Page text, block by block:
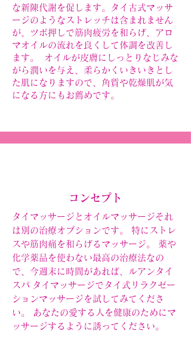
な新陳代謝を促します。タイ古式マッサ
ージのようなストレッチは含まれません
が、ツボ押しで筋肉疲労を和らげ、アロ
マオイルの流れを良くして体調を改善し
ます。 オイルが皮膚にしっとりなじみな
がら潤いを与え、柔らかくいきいきとし
た肌になりますので、角質や乾燥肌が気
になる方にもお薦めです。
コンセプト
タイマッサージとオイルマッサージそれ
は別の治療オプションです。 特にストレ
スや筋肉痛を和らげるマッサージ。 薬や
化学薬品を使わない最高の治療法なの
で、今週末に時間があれば、ルアンタイ
スパ タイマッサージでタイ式リラクゼー
ションマッサージを試してみてくださ
い。 あなたの愛する人を健康のためにマ
ッサージするように誘ってください。